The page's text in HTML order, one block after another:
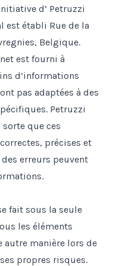
d’ Petruzzi
est établi Rue de la
Belgique.
est fourni à
d’informations
pas adaptées à des
Petruzzi
que ces
précises et
erreurs peuvent
fait sous la seule
les éléments
autre manière lors de
propres risques.